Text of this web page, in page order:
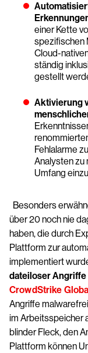
einer Kette
spezifischen
Cloud-
ständig
gestellt
Aktivierung
Fehlalarme
Analysten zu
Umfang
Besonders
über 20 noch nie
haben, die durch
Plattform zur
implementiert
dateiloser Angriffe
CrowdStrike
Angriffe
im Arbeitsspeicher
blinder Fleck, den
Plattform können